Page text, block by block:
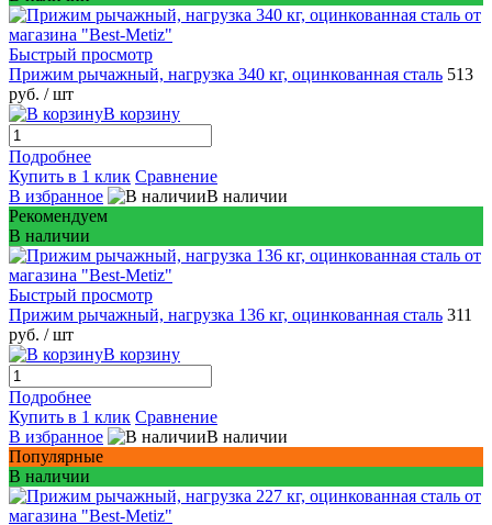
Быстрый просмотр
Прижим рычажный, нагрузка 340 кг, оцинкованная сталь 513
руб. / шт
В корзину
Подробнее
Купить в 1 клик Сравнение
В избранное
В наличии
Рекомендуем
В наличии
Быстрый просмотр
Прижим рычажный, нагрузка 136 кг, оцинкованная сталь 311
руб. / шт
В корзину
Подробнее
Купить в 1 клик Сравнение
В избранное
В наличии
Популярные
В наличии